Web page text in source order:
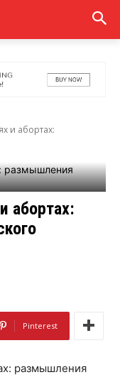
и абортах:
абортах:
Pinterest